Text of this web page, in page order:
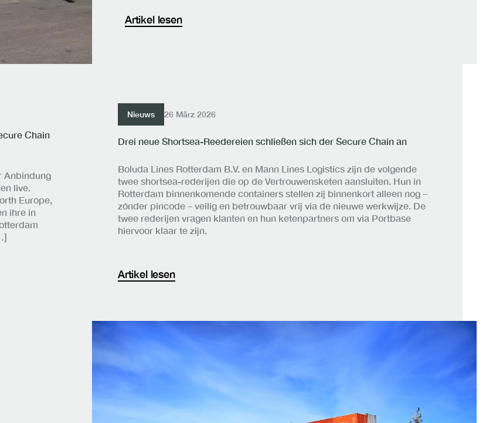
Artikel lesen
Chain
Anbindung
live.
Europe,
ihre in
Nieuws 26 März 2026
Drei neue Shortsea-Reedereien schließen sich der Secure Chain an
Boluda Lines Rotterdam B.V. en Mann Lines Logistics zijn de volgende
twee shortsea-rederijen die op de Vertrouwensketen aansluiten. Hun in
Rotterdam binnenkomende containers stellen zij binnenkort alleen nog –
zónder pincode – veilig en betrouwbaar vrij via de nieuwe werkwijze. De
twee rederijen vragen klanten en hun ketenpartners om via Portbase
hiervoor klaar te zijn.
Artikel lesen